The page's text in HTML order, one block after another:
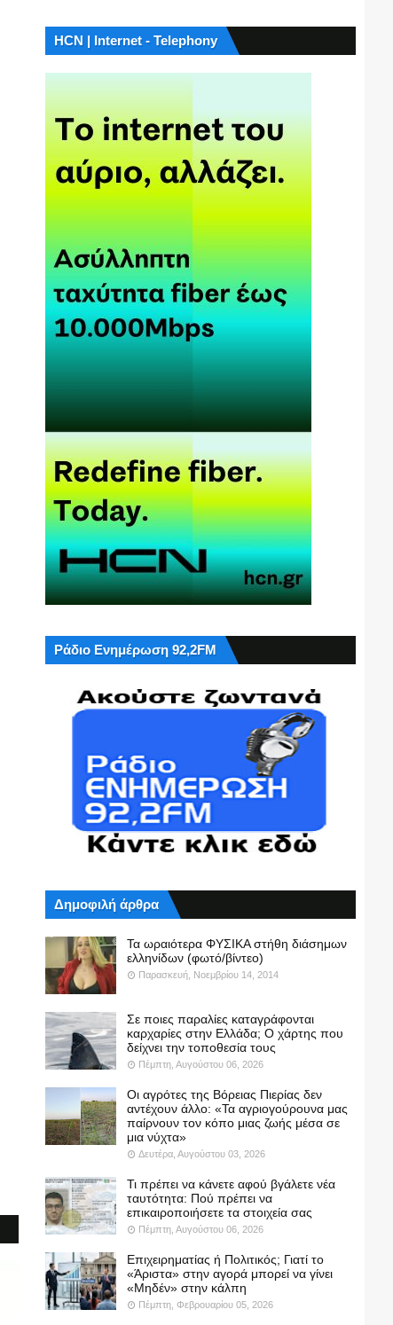
HCN | Internet - Telephony
Ράδιο Ενημέρωση 92,2FM
Δημοφιλή άρθρα
Τα ωραιότερα ΦΥΣΙΚΑ στήθη διάσημων
ελληνίδων (φωτό/βίντεο)
Παρασκευή, Νοεμβρίου 14, 2014
Σε ποιες παραλίες καταγράφονται
καρχαρίες στην Ελλάδα; Ο χάρτης που
δείχνει την τοποθεσία τους
Πέμπτη, Αυγούστου 06, 2026
Οι αγρότες της Βόρειας Πιερίας δεν
αντέχουν άλλο: «Τα αγριογούρουνα μας
παίρνουν τον κόπο μιας ζωής μέσα σε
μια νύχτα»
Δευτέρα, Αυγούστου 03, 2026
Τι πρέπει να κάνετε αφού βγάλετε νέα
ταυτότητα: Πού πρέπει να
επικαιροποιήσετε τα στοιχεία σας
Πέμπτη, Αυγούστου 06, 2026
Επιχειρηματίας ή Πολιτικός; Γιατί το
«Άριστα» στην αγορά μπορεί να γίνει
«Μηδέν» στην κάλπη
Πέμπτη, Φεβρουαρίου 05, 2026